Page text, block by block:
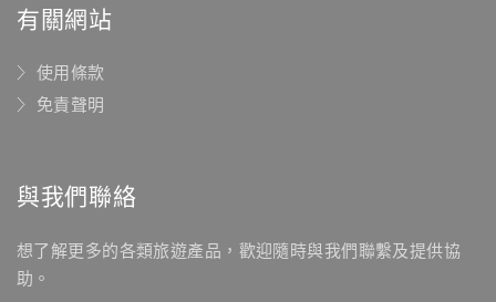
有關網站
使用條款
免責聲明
與我們聯絡
想了解更多的各類旅遊產品，歡迎隨時與我們聯繫及提供協
助。